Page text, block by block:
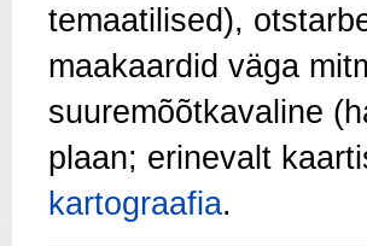
temaatilised),
maakaardid väga
suuremõõtkavaline
plaan; erinevalt
kartograafia.